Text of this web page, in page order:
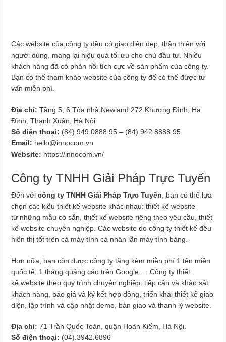
Các website của công ty đều có giao diện đẹp, thân thiện với
người dùng, mang lại hiệu quả tối ưu cho chủ đầu tư. Nhiều
khách hàng đã có phản hồi tích cực về sản phẩm của công ty.
Bạn có thể tham khảo website của công ty để có thể được tư
vấn miễn phí.
Địa chỉ:Tầng 5, 6 Tòa nhà Newland 272 Khương Đình, Hạ
Đình, Thanh Xuân, Hà Nội
Số điện thoại: (84).949.0888.95 – (84).942.8888.95
Email: hello@innocom.vn
Website: https://innocom.vn/
Công ty TNHH Giải Pháp Trực Tuyến
Đến vớicông ty TNHH Giải Pháp Trực Tuyến , bạn có thể lựa
chọn các kiểu thiết kế website khác nhau: thiết kế website
từ những mẫu có sẵn, thiết kế website riêng theo yêu cầu, thiết
kế website chuyên nghiệp. Các website do công ty thiết kế đều
hiển thị tốt trên cả máy tính cá nhân lẫn máy tính bảng.
Hơn nữa, bạn còn được công ty tặng kèm miễn phí 1 tên miền
quốc tế, 1 tháng quảng cáo trên Google,… Công ty thiết
kế website theo quy trình chuyên nghiệp: tiếp cận và khảo sát
khách hàng, báo giá và ký kết hợp đồng, triển khai thiết kế giao
diện, lập trình và cập nhật demo, bàn giao và thanh lý website.
Địa chỉ:71 Trần Quốc Toản, quận Hoàn Kiếm, Hà Nội.
Số điện thoại: (04).3942.6896